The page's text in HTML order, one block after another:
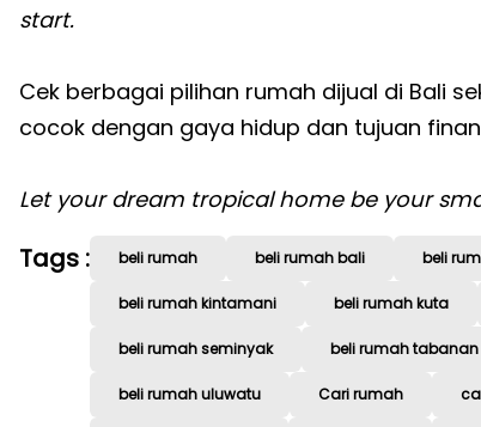
start.
Cek berbagai pilihan rumah dijual di Bali
cocok dengan gaya hidup dan tujuan
Let your dream tropical home be your
Tags : beli rumah beli rumah bali beli
beli rumah kintamani beli rumah kuta
beli rumah seminyak beli rumah tabanan
beli rumah uluwatu Cari rumah